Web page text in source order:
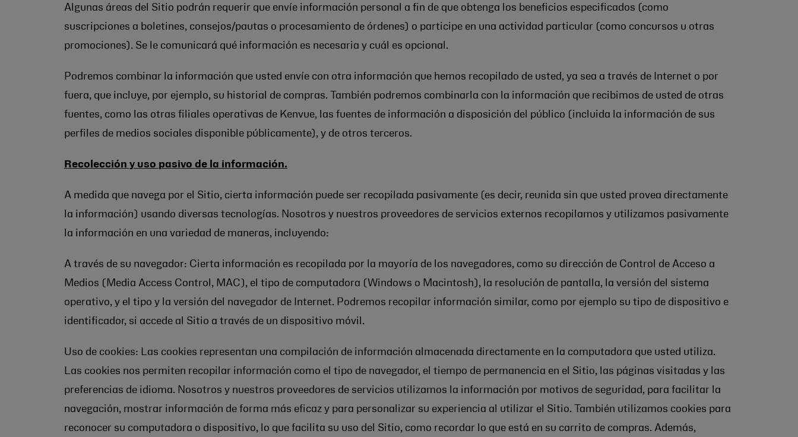
Algunas áreas del Sitio podrán requerir que envíe información personal a fin de que obtenga los beneficios especificados (como
suscripciones a boletines, consejos/pautas o procesamiento de órdenes) o participe en una actividad particular (como concursos u otras
promociones). Se le comunicará qué información es necesaria y cuál es opcional.
Podremos combinar la información que usted envíe con otra información que hemos recopilado de usted, ya sea a través de Internet o por
fuera, que incluye, por ejemplo, su historial de compras. También podremos combinarla con la información que recibimos de usted de otras
fuentes, como las otras filiales operativas de Kenvue, las fuentes de información a disposición del público (incluida la información de sus
perfiles de medios sociales disponible públicamente), y de otros terceros.
Recolección y uso pasivo de la información.
A medida que navega por el Sitio, cierta información puede ser recopilada pasivamente (es decir, reunida sin que usted provea directamente
la información) usando diversas tecnologías. Nosotros y nuestros proveedores de servicios externos recopilamos y utilizamos pasivamente
la información en una variedad de maneras, incluyendo:
A través de su navegador: Cierta información es recopilada por la mayoría de los navegadores, como su dirección de Control de Acceso a
Medios (Media Access Control, MAC), el tipo de computadora (Windows o Macintosh), la resolución de pantalla, la versión del sistema
operativo, y el tipo y la versión del navegador de Internet. Podremos recopilar información similar, como por ejemplo su tipo de dispositivo e
identificador, si accede al Sitio a través de un dispositivo móvil.
Uso de cookies: Las cookies representan una compilación de información almacenada directamente en la computadora que usted utiliza.
Las cookies nos permiten recopilar información como el tipo de navegador, el tiempo de permanencia en el Sitio, las páginas visitadas y las
preferencias de idioma. Nosotros y nuestros proveedores de servicios utilizamos la información por motivos de seguridad, para facilitar la
navegación, mostrar información de forma más eficaz y para personalizar su experiencia al utilizar el Sitio. También utilizamos cookies para
reconocer su computadora o dispositivo, lo que facilita su uso del Sitio, como recordar lo que está en su carrito de compras. Además,